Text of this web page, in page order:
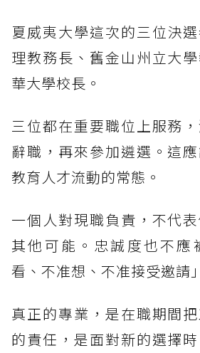
夏威夷大學這次的三位決
理教務長、舊金山州立大
華大學校長。
三位都在重要職位上服務
辭職，再來參加遴選。這
教育人才流動的常態。
一個人對現職負責，不代
其他可能。忠誠度也不應
看、不准想、不准接受邀請
真正的專業，是在職期間
的責任，是面對新的選擇